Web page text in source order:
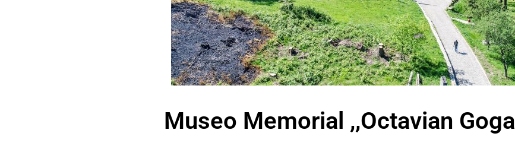
Museo Memorial ,,Octavian